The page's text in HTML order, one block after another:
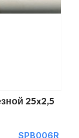
25x2,5
SPB006R